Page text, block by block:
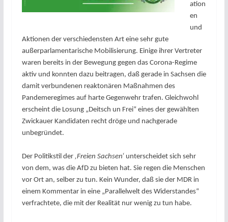
ation
en
und
Aktionen der verschiedensten Art eine sehr gute
außerparlamentarische Mobilisierung. Einige ihrer Vertreter
waren bereits in der Bewegung gegen das Corona-Regime
aktiv und konnten dazu beitragen, daß gerade in Sachsen die
damit verbundenen reaktonären Maßnahmen des
Pandemeregimes auf harte Gegenwehr trafen. Gleichwohl
erscheint die Losung „Deitsch un Frei“ eines der gewählten
Zwickauer Kandidaten recht dröge und nachgerade
unbegründet.
Der Politikstil der ‚Freien Sachsen‘ unterscheidet sich sehr
von dem, was die AfD zu bieten hat. Sie regen die Menschen
vor Ort an, selber zu tun. Kein Wunder, daß sie der MDR in
einem Kommentar in eine „Parallelwelt des Widerstandes“
verfrachtete, die mit der Realität nur wenig zu tun habe.